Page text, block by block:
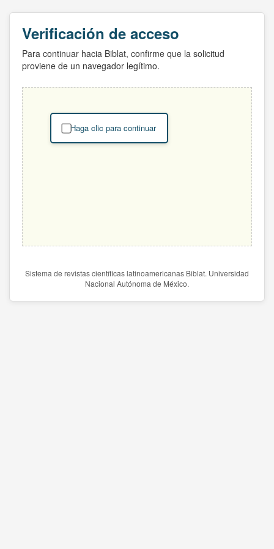
Verificación de acceso
Para continuar hacia Biblat, confirme que la solicitud
proviene de un navegador legítimo.
Haga clic para continuar
Sistema de revistas científicas latinoamericanas Biblat. Universidad
Nacional Autónoma de México.